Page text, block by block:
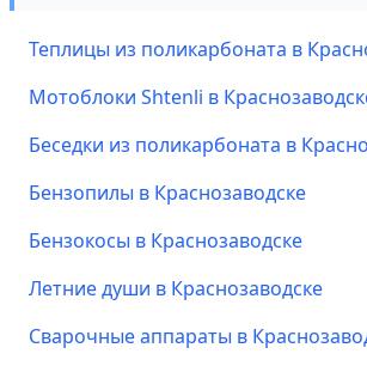
Теплицы из поликарбоната в
Мотоблоки Shtenli в
Беседки из поликарбоната в
Бензопилы в Краснозаводске
Бензокосы в Краснозаводске
Летние души в Краснозаводске
Сварочные аппараты в